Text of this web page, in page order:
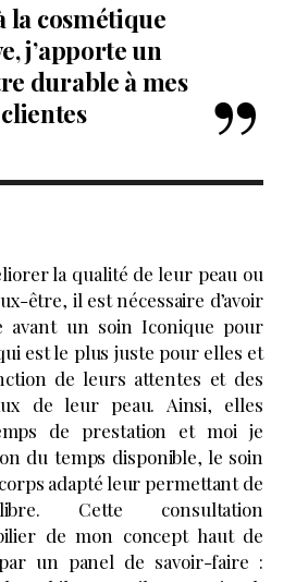
la cosmétique
j’apporte un
durable à mes
clientes
la qualité de leur peau ou
être, il est nécessaire d’avoir
avant un soin Iconique pour
est le plus juste pour elles et
de leurs attentes et des
de leur peau. Ainsi, elles
de prestation et moi je
du temps disponible, le soin
adapté leur permettant de
Cette consultation
de mon concept haut de
un panel de savoir-faire :